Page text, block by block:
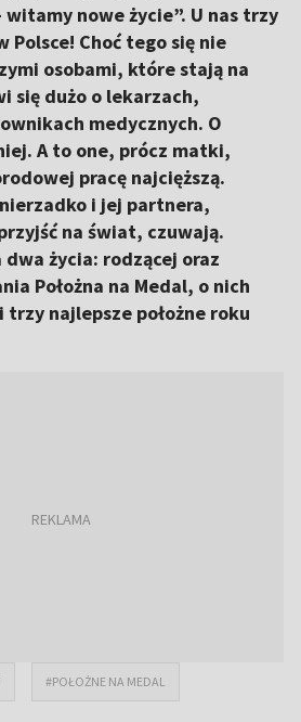
nowe życie”. U nas trzy
Polsce! Choć tego się nie
osobami, które stają na
się dużo o lekarzach,
medycznych. O
A to one, prócz matki,
pracę najcięższą.
i jej partnera,
na świat, czuwają.
życia: rodzącej oraz
Położna na Medal, o nich
trzy najlepsze położne roku
#POŁOŻNE NA MEDAL